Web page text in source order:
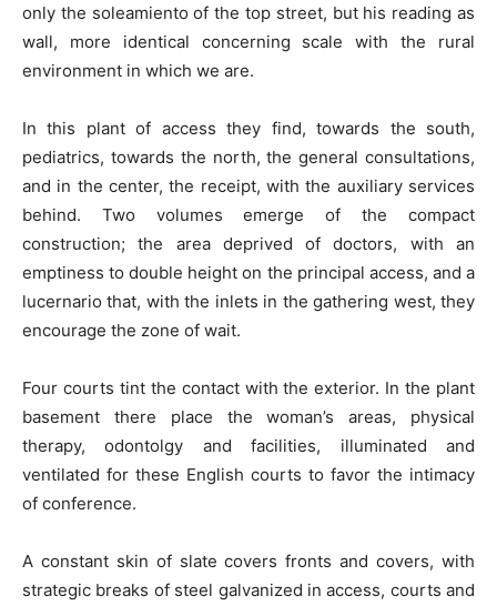
only the soleamiento of the top street, but his reading as
wall, more identical concerning scale with the rural
environment in which we are.
In this plant of access they find, towards the south,
pediatrics, towards the north, the general consultations,
and in the center, the receipt, with the auxiliary services
behind. Two volumes emerge of the compact
construction; the area deprived of doctors, with an
emptiness to double height on the principal access, and a
lucernario that, with the inlets in the gathering west, they
encourage the zone of wait.
Four courts tint the contact with the exterior. In the plant
basement there place the woman’s areas, physical
therapy, odontolgy and facilities, illuminated and
ventilated for these English courts to favor the intimacy
of conference.
A constant skin of slate covers fronts and covers, with
strategic breaks of steel galvanized in access, courts and